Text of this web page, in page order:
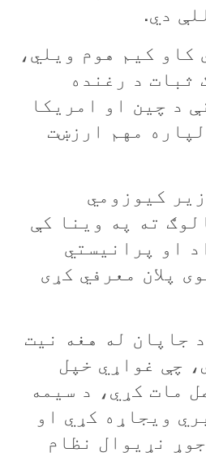
دي.
کاو کيم هوم ويلي،
ثبات د رغنده
د چين او امريکا
مهم ارزښت
کیوزومي
ته په وينا کې
او پرانیستي
پلان معرفي کړی
جاپان له هغه نيت
چې غواړي خپل
مات کړي، د سيمه
ويجاړه کړي او
نړيوال نظام